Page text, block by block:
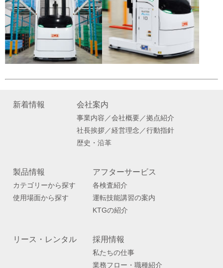
新着情報 会社案内
事業内容／会社概要／拠点紹介
社長挨拶／経営理念／行動指針
歴史・沿革
製品情報
カテゴリーから探す
使用場面から探す
アフターサービス
各検査紹介
運転技能講習の案内
KTGの紹介
リース・レンタル 採用情報
私たちの仕事
業務フロー・職種紹介